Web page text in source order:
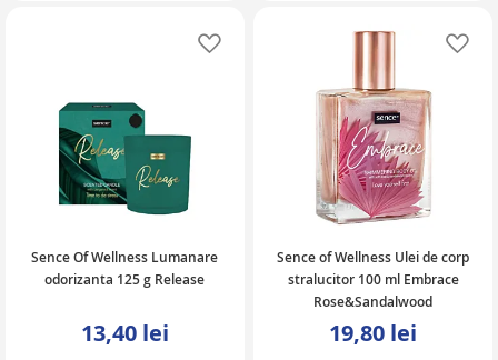
Sence Of Wellness Lumanare
odorizanta 125 g Release
13,40 lei
Adaugă în lista de favorite
Sence of Wellness Ulei de corp
stralucitor 100 ml Embrace
Rose&Sandalwood
19,80 lei